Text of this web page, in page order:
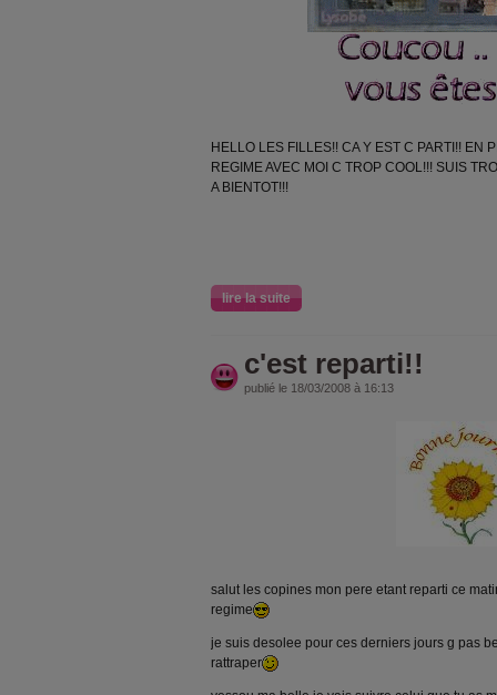
HELLO LES FILLES!! CA Y EST C PARTI!! EN
REGIME AVEC MOI C TROP COOL!!! SUIS
A BIENTOT!!!
lire la suite
c'est reparti!!
publié le 18/03/2008 à 16:13
salut les copines mon pere etant reparti ce
regime
je suis desolee pour ces derniers jours g pas
rattraper